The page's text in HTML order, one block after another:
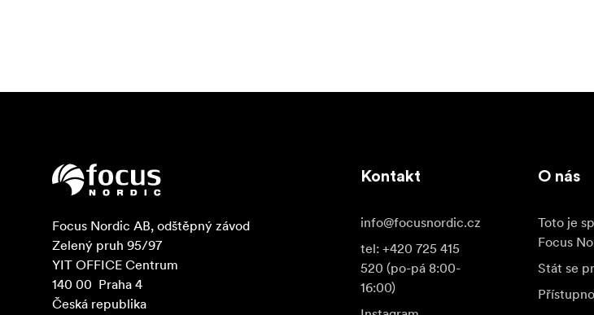
Focus Nordic AB, odštěpný závod
Zelený pruh 95/97
YIT OFFICE Centrum
140 00  Praha 4
Česká republika
Kontakt
info@focusnordic.cz
tel: +420 725 415
520 (po-pá 8:00-
16:00)
O nás
Toto je
Focus
Stát se